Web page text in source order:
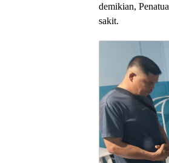
demikian,
sakit.